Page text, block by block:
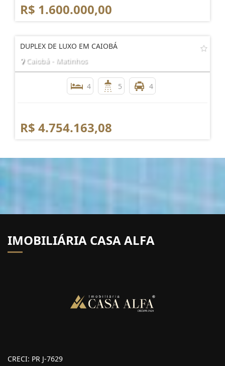
R$ 1.600.000,00
DUPLEX DE LUXO EM CAIOBÁ
Caiobá - Matinhos
4 5 4
R$ 4.754.163,08
IMOBILIÁRIA CASA ALFA
CRECI: PR J-7629